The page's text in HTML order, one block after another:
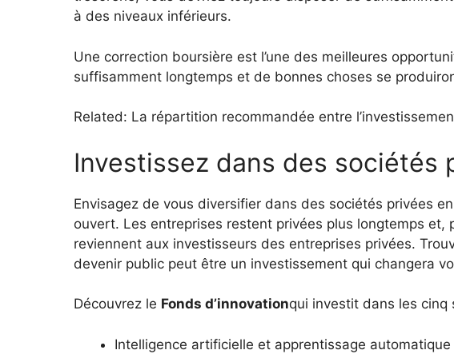
à des niveaux inférieurs.
Une correction boursière est l’une des meilleures
suffisamment longtemps et de bonnes choses se
Related: La répartition recommandée entre
Investissez dans des sociétés
Envisagez de vous diversifier dans des sociétés privées
ouvert. Les entreprises restent privées plus longtemps et,
reviennent aux investisseurs des entreprises privées.
devenir public peut être un investissement qui changera
Découvrez le Fonds d’innovationqui investit dans les cinq
Intelligence artificielle et apprentissage automatique